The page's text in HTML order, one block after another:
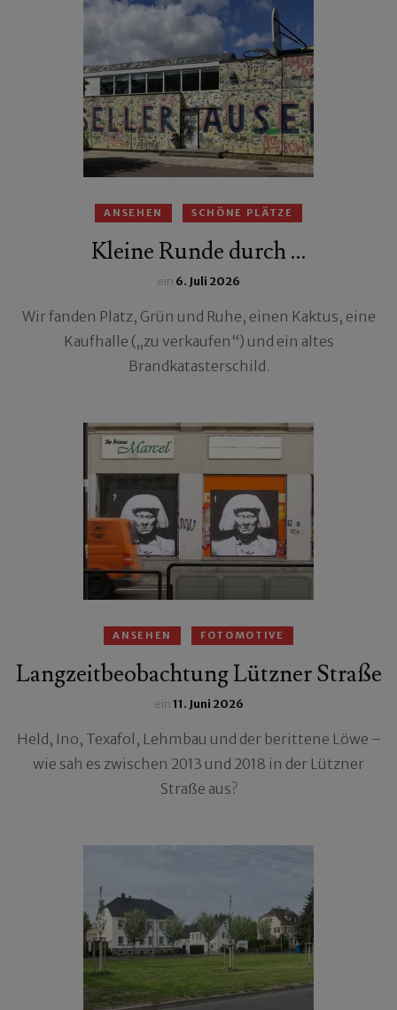
ANSEHEN SCHÖNE PLÄTZE
Kleine Runde durch …
ein 6. Juli 2026
Wir fanden Platz, Grün und Ruhe, einen Kaktus, eine
Kaufhalle („zu verkaufen“) und ein altes
Brandkatasterschild.
ANSEHEN FOTOMOTIVE
Langzeitbeobachtung Lützner Straße
ein11. Juni 2026
Held, Ino, Texafol, Lehmbau und der berittene Löwe –
wie sah es zwischen 2013 und 2018 in der Lützner
Straße aus?